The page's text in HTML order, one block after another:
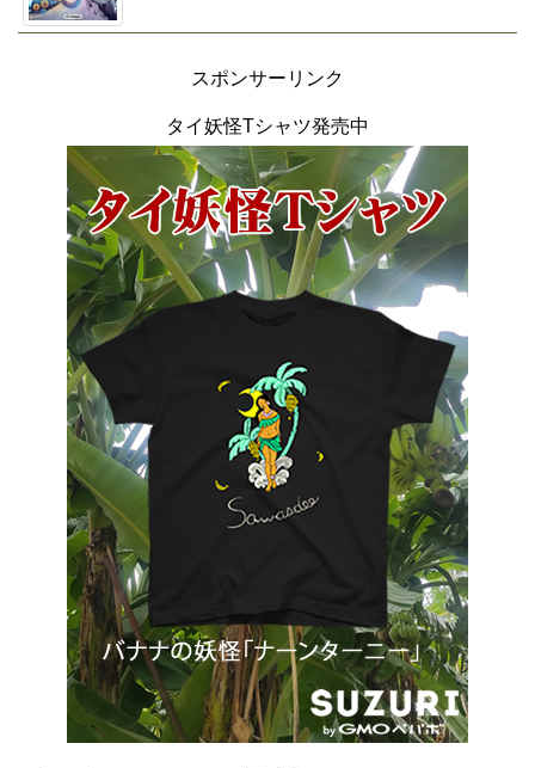
スポンサーリンク
タイ妖怪Tシャツ発売中